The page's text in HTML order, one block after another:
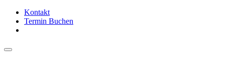
Kontakt
Termin Buchen